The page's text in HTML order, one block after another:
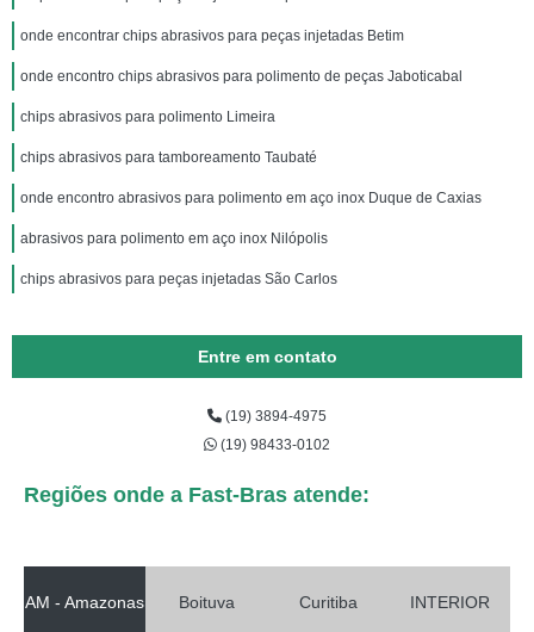
onde encontrar chips abrasivos para peças injetadas Betim
onde encontro chips abrasivos para polimento de peças Jaboticabal
chips abrasivos para polimento Limeira
chips abrasivos para tamboreamento Taubaté
onde encontro abrasivos para polimento em aço inox Duque de Caxias
abrasivos para polimento em aço inox Nilópolis
chips abrasivos para peças injetadas São Carlos
Entre em contato
(19) 3894-4975
(19) 98433-0102
Regiões onde a Fast-Bras atende:
AM - Amazonas Boituva Curitiba INTERIOR